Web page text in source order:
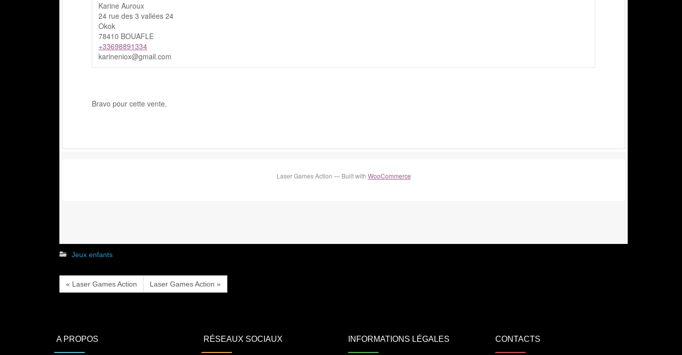
Karine Auroux
24 rue des 3 vallées 24
Okok
78410 BOUAFLE
+33698891334
karineniox@gmail.com
Bravo pour cette vente.
Laser Games Action — Built with WooCommerce
Jeux enfants
« Laser Games Action Laser Games Action »
A PROPOS RÉSEAUX SOCIAUX INFORMATIONS LÉGALES CONTACTS